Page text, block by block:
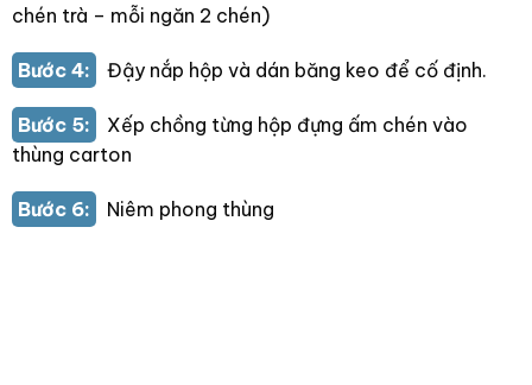
chén trà – mỗi ngăn 2 chén)
Bước 4: Đậy nắp hộp và dán băng keo để cố định.
Bước 5:
Xếp chồng từng hộp đựng ấm chén vào
thùng carton
Bước 6: Niêm phong thùng